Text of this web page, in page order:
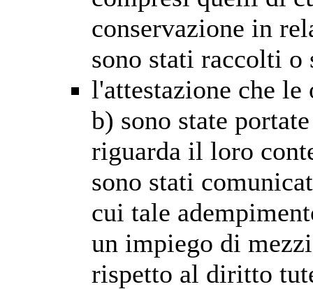
conservazione in
sono stati raccolti o
l'attestazione che
b) sono state
riguarda il loro
sono stati
cui tale
un impiego di
rispetto al diritto